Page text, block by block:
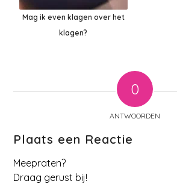
Mag ik even klagen over het
klagen?
0
ANTWOORDEN
Plaats een Reactie
Meepraten?
Draag gerust bij!